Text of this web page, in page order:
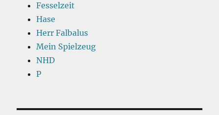
Fesselzeit
Hase
Herr Falbalus
Mein Spielzeug
NHD
P